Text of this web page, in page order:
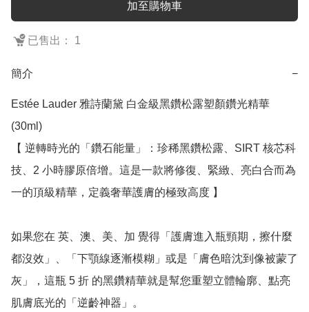
加至購物車
已售出： 1
簡介 −
Estée Lauder 雅詩蘭黛 白金級黑鑽松露塑顏鑽光精華
(30ml)
【 逆轉時光的「鑽石能量」：珍稀黑鑽松露、SIRT 核芯科
技、2 小時膠原倍增。這是一款將修復、緊緻、亮白合而為
一的頂級精華，定義奢華護膚的極致高度 】
如果您在 英、澳、美、加 覺得「護膚進入瓶頸期，擦什麼
都沒效」、「下顎線逐漸模糊」或是「膚色暗沈到像被蒙了
灰」，這瓶 5 折 的黑鑽精華就是幫您重塑立體輪廓、點亮
肌膚底光的「逆齡神器」。